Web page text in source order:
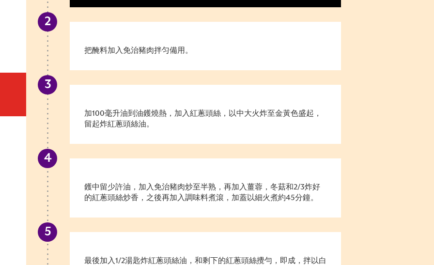
把醃料加入免治豬肉拌匀備用。
加100毫升油到油鑊燒熱，加入紅蔥頭絲，以中大火炸至金黃色盛起，
留起炸紅蔥頭絲油。
鑊中留少許油，加入免治豬肉炒至半熟，再加入薑蓉，冬菇和2/3炸好
的紅蔥頭絲炒香，之後再加入調味料煮滾，加蓋以細火煮約45分鐘。
最後加入1/2湯匙炸紅蔥頭絲油，和剩下的紅蔥頭絲攪勻，即成，拌以白